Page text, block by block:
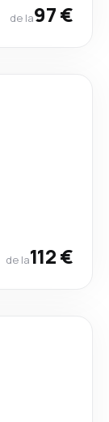
de la97 €
de la112 €